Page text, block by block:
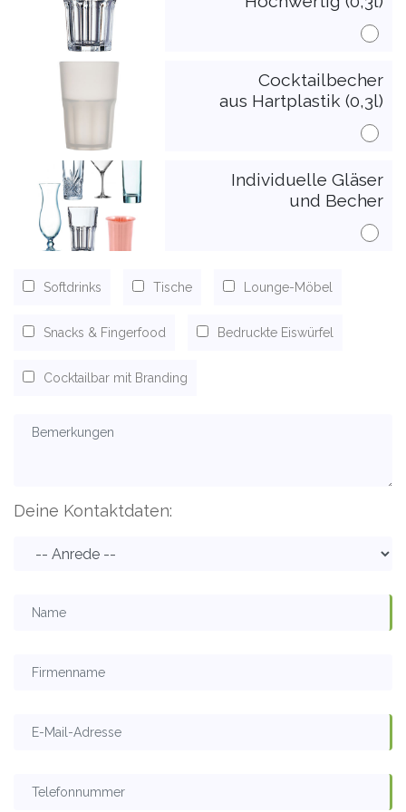
Cocktailbecher
aus Hartplastik (0,3l)
Individuelle Gläser
und Becher
Softdrinks Tische Lounge-Möbel
Snacks & Fingerfood Bedruckte Eiswürfel
Cocktailbar mit Branding
Deine Kontaktdaten: